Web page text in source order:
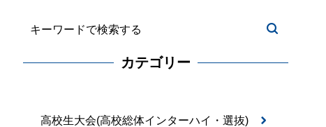
カテゴリー
高校生大会(高校総体インターハイ・選抜)